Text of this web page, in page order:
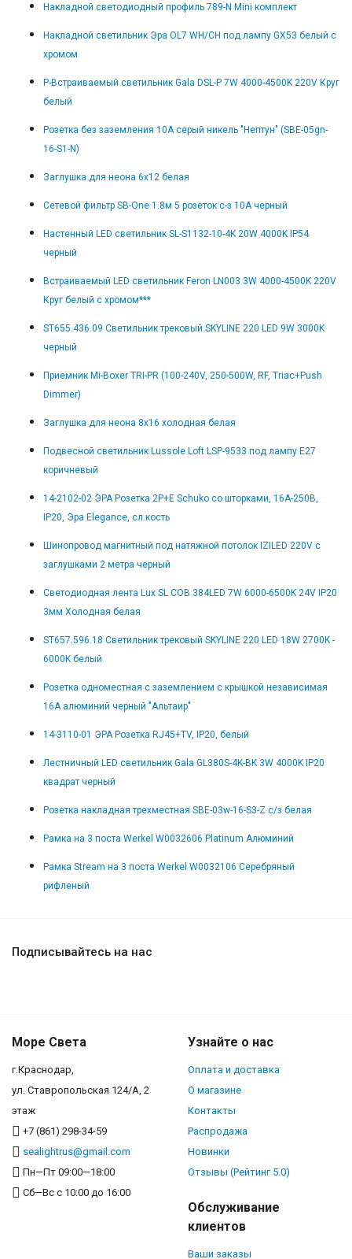
Накладной светодиодный профиль 789-N Mini комплект
Накладной светильник Эра OL7 WH/CH под лампу GX53 белый с
хромом
Р-Встраиваемый светильник Gala DSL-P 7W 4000-4500K 220V Круг
белый
Розетка без заземления 10А серый никель "Нептун" (SBE-05gn-
16-S1-N)
Заглушка для неона 6x12 белая
Сетевой фильтр SB-One 1.8м 5 розеток с-з 10А черный
Настенный LED светильник SL-S1132-10-4K 20W 4000K IP54
черный
Встраиваемый LED светильник Feron LN003 3W 4000-4500K 220V
Круг белый с хромом***
ST655.436.09 Светильник трековый SKYLINE 220 LED 9W 3000K
черный
Приемник Mi-Boxer TRI-PR (100-240V, 250-500W, RF, Triac+Push
Dimmer)
Заглушка для неона 8x16 холодная белая
Подвесной светильник Lussole Loft LSP-9533 под лампу E27
коричневый
14-2102-02 ЭРА Розетка 2P+E Schuko со шторками, 16A-250В,
IP20, Эра Elegance, сл.кость
Шинопровод магнитный под натяжной потолок IZILED 220V с
заглушками 2 метра черный
Светодиодная лента Lux SL COB 384LED 7W 6000-6500K 24V IP20
3мм Холодная белая
ST657.596.18 Светильник трековый SKYLINE 220 LED 18W 2700K -
6000K белый
Розетка одноместная с заземлением с крышкой независимая
16А алюминий черный "Альтаир"
14-3110-01 ЭРА Розетка RJ45+TV, IP20, белый
Лестничный LED светильник Gala GL380S-4K-BK 3W 4000K IP20
квадрат черный
Розетка накладная трехместная SBE-03w-16-S3-Z с/з белая
Рамка на 3 поста Werkel W0032606 Platinum Алюминий
Рамка Stream на 3 поста Werkel W0032106 Серебряный
рифленый
Подписывайтесь на нас
Море Света
г.Краснодар,
ул. Ставропольская 124/А, 2
этаж
+7 (861) 298-34-59
sealightrus@gmail.com
Пн—Пт 09:00—18:00
Сб—Вс с 10:00 до 16:00
Узнайте о нас
Оплата и доставка
О магазине
Контакты
Распродажа
Новинки
Отзывы (Рейтинг 5.0)
Обслуживание
клиентов
Ваши заказы